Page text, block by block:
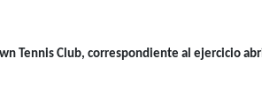
Tennis Club, correspondiente al ejercicio